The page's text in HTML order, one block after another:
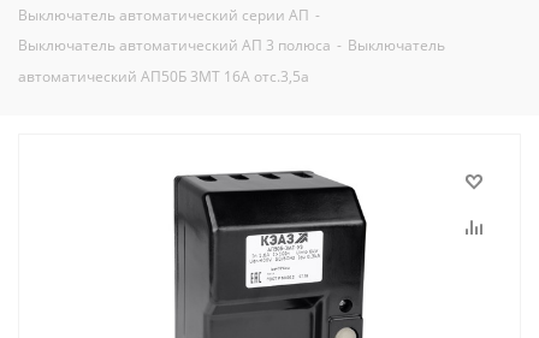
Выключатель автоматический серии АП -
Выключатель автоматический АП 3 полюса - Выключатель
автоматический АП50Б 3МТ 16А отс.3,5а